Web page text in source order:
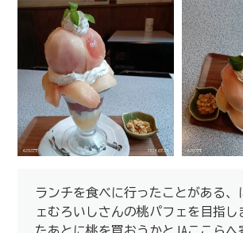
ランチを食べに行ったことがある、
ェむろいしさんの桃パフェを目指し